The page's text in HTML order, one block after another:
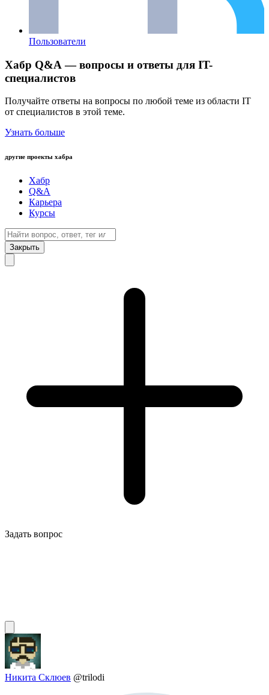
Пользователи
Хабр Q&A — вопросы и ответы для IT-
специалистов
Получайте ответы на вопросы по любой теме из области IT
от специалистов в этой теме.
Узнать больше
другие проекты хабра
Хабр
Q&A
Карьера
Курсы
Закрыть
Задать вопрос
Никита Склюев @trilodi